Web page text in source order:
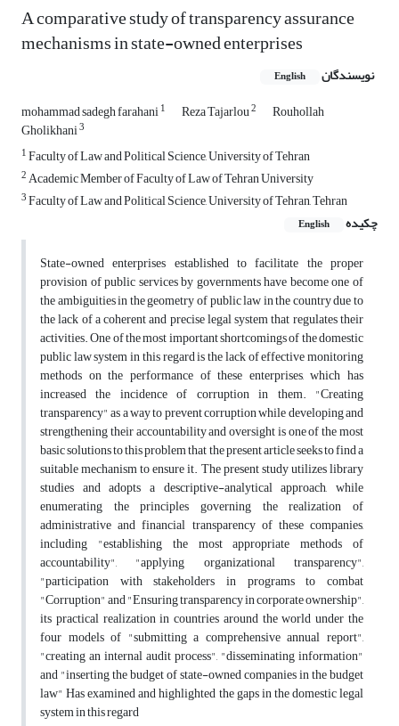
A comparative study of transparency assurance
mechanisms in state-owned enterprises
نویسندگان English
mohammad sadegh farahani1 Reza Tajarlou2 Rouhollah
Gholikhani3
1Faculty of Law and Political Science, University of Tehran
2Academic Member of Faculty of Law of Tehran University
3Faculty of Law and Political Science, University of Tehran, Tehran
چکیده
English
State-owned enterprises established to facilitate the proper
provision of public services by governments have become one of
the ambiguities in the geometry of public law in the country due to
the lack of a coherent and precise legal system that regulates their
activities. One of the most important shortcomings of the domestic
public law system in this regard is the lack of effective monitoring
methods on the performance of these enterprises, which has
increased the incidence of corruption in them. "Creating
transparency" as a way to prevent corruption while developing and
strengthening their accountability and oversight is one of the most
basic solutions to this problem that the present article seeks to find a
suitable mechanism to ensure it. The present study utilizes library
studies and adopts a descriptive-analytical approach, while
enumerating the principles governing the realization of
administrative and financial transparency of these companies,
including "establishing the most appropriate methods of
accountability", "applying organizational transparency",
"participation with stakeholders in programs to combat
"Corruption" and "Ensuring transparency in corporate ownership",
its practical realization in countries around the world under the
four models of "submitting a comprehensive annual report",
"creating an internal audit process", "disseminating information"
and "inserting the budget of state-owned companies in the budget
law" Has examined and highlighted the gaps in the domestic legal
system in this regard